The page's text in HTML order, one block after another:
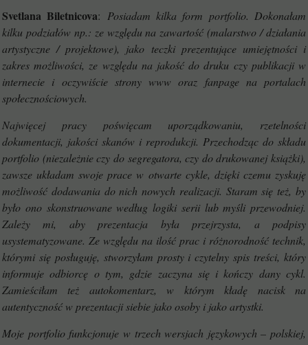
Svetlana Biletnicova: Posiadam kilka form portfolio. Dokonałam
kilku podziałów np.: ze względu na zawartość (malarstwo / działania
artystyczne / projektowe), jako teczki prezentujące umiejętności i
zakres możliwości, ze względu na jakość do druku czy publikacji w
internecie i oczywiście strony www oraz fanpage na portalach
społecznościowych.
Najwięcej pracy poświęcam uporządkowaniu, rzetelności
dokumentacji, jakości skanów i reprodukcji. Przechodząc do składu
portfolio (niezależnie czy do segregatora, czy do drukowanej książki),
zawsze układam swoje prace w otwarte cykle, dzięki czemu zyskuję
możliwość dodawania do nich nowych realizacji. Staram się też, by
było ono skonstruowane według logiki serii lub myśli przewodniej.
Zależy mi, aby prezentacja była przejrzysta, a podpisy
usystematyzowane. Ze względu na ilość prac i różnorodność technik,
którymi się posługuję, stworzyłam prosty i czytelny spis treści, który
informuje odbiorcę o tym, gdzie zaczyna się i kończy dany cykl.
Zamieściłam też autokomentarz, w którym kładę nacisk na
autentyczność w prezentacji siebie jako osoby i jako artystki.
Moje portfolio funkcjonuje w trzech wersjach językowych – polskiej,